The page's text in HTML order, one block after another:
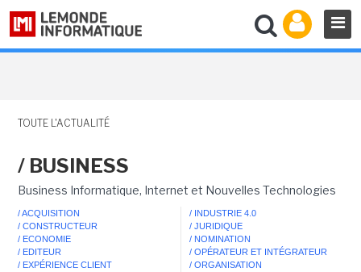
TOUTE L'ACTUALITÉ
/ BUSINESS
Business Informatique, Internet et Nouvelles Technologies
/ ACQUISITION
/ CONSTRUCTEUR
/ ECONOMIE
/ EDITEUR
/ EXPÉRIENCE CLIENT
/ INDUSTRIE 4.0
/ JURIDIQUE
/ NOMINATION
/ OPÉRATEUR ET INTÉGRATEUR
/ ORGANISATION